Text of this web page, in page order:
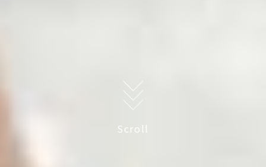
Scroll